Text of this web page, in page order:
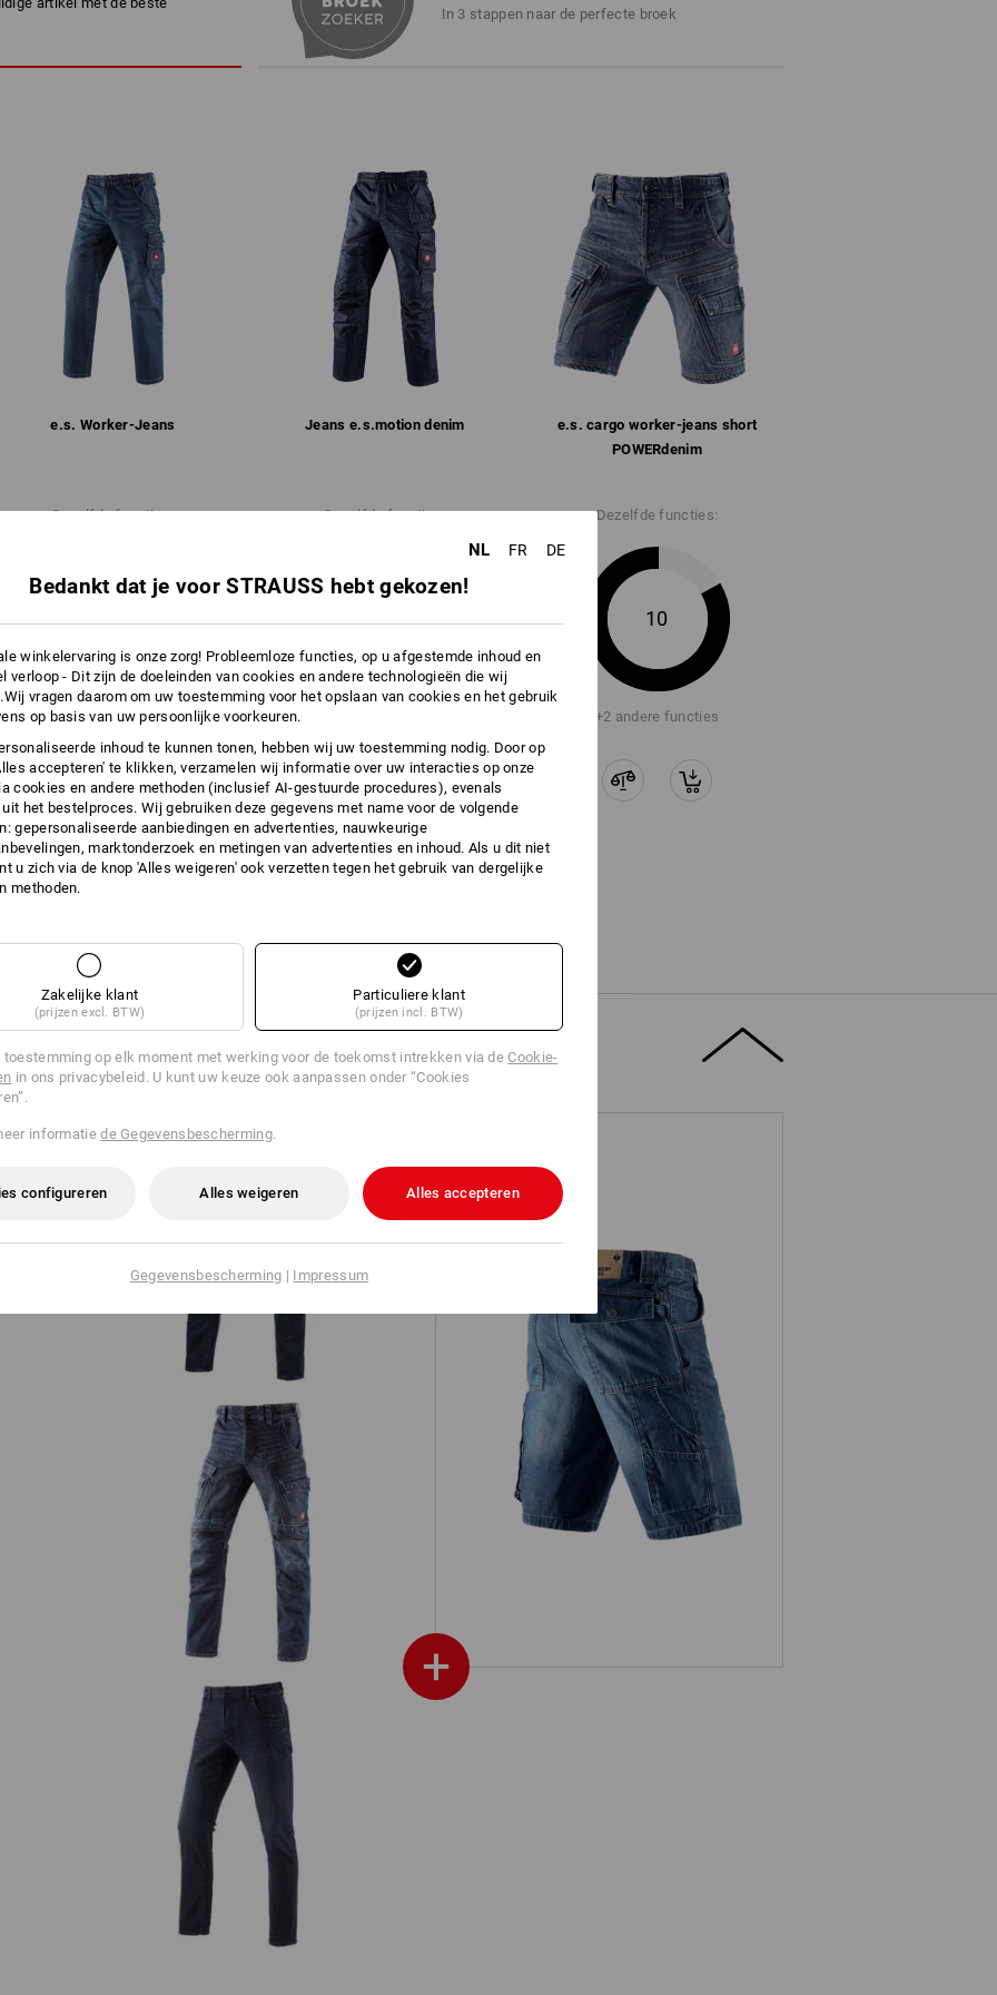
Machinewas 40°C
Niet bleken
Drogen in droger behoedzaam
Let alstublieft op bij de maatbepaling:
Zuiver katoen kan 3-5% krimpen.
!!! Seizoensartikel !!! Levering zolang de voorraad strekt !!!
Personalisatie:
meer
te halen. Daarom is een aparte zak direct op de broek
is een echte must. Veilig opgeborgen en altijd binnen
handbereik: zo moet het zijn.
In 3 stappen naar de perfecte broek
e.s. Worker-Jeans Jeans e.s.​motion denim
e.s. cargo worker-jeans short
POWERdenim
Dezelfde functies:
11
Dezelfde functies:
10
Dezelfde functies:
10
+2 andere functies
e.s. Worker-jeans-short
+
e.s. 5-pocket-jeans jog-denim
e.s. cargo worker-jeans POWERdenim
e.s. Winter stretch-jeans met 5 zakken
NL FR DE
Bedankt dat je voor STRAUSS hebt gekozen!
winkelervaring is onze zorg! Probleemloze functies, op u afgestemde inhoud en
verloop - Dit zijn de doeleinden van cookies en andere technologieën die wij
vragen daarom om uw toestemming voor het opslaan van cookies en het gebruik
op basis van uw persoonlijke voorkeuren.
inhoud te kunnen tonen, hebben wij uw toestemming nodig. Door op
accepteren' te klikken, verzamelen wij informatie over uw interacties op onze
cookies en andere methoden (inclusief AI-gestuurde procedures), evenals
het bestelproces. Wij gebruiken deze gegevens met name voor de volgende
gepersonaliseerde aanbiedingen en advertenties, nauwkeurige
marktonderzoek en metingen van advertenties en inhoud. Als u dit niet
u zich via de knop 'Alles weigeren' ook verzetten tegen het gebruik van dergelijke
methoden.
Zakelijke klant
(prijzen excl. BTW)
Particuliere klant
(prijzen incl. BTW)
toestemming op elk moment met werking voor de toekomst intrekken via deCookie-
in ons privacybeleid. U kunt uw keuze ook aanpassen onder “Cookies
informatiede Gegevensbescherming.
configureren Alles weigeren Alles accepteren
Gegevensbescherming | Impressum